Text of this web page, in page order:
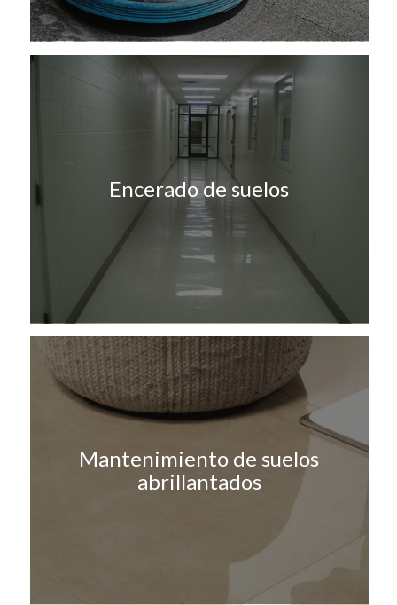
Encerado de suelos
Mantenimiento de suelos
abrillantados